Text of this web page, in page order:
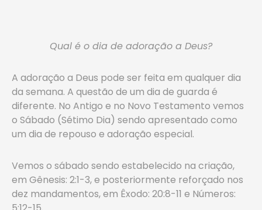
Qual é o dia de adoração a Deus?
A adoração a Deus pode ser feita em qualquer dia
da semana. A questão de um dia de guarda é
diferente. No Antigo e no Novo Testamento vemos
o Sábado (Sétimo Dia) sendo apresentado como
um dia de repouso e adoração especial.
Vemos o sábado sendo estabelecido na criação,
em Gênesis: 2:1-3, e posteriormente reforçado nos
dez mandamentos, em Êxodo: 20:8-11 e Números: